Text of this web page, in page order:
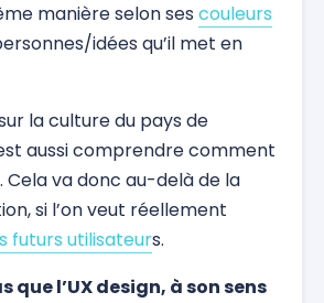
manière selon ses couleurs
idées qu’il met en
la culture du pays de
aussi comprendre comment
Cela va donc au-delà de la
si l’on veut réellement
futurs utilisateurs.
que l’UX design, à son sens